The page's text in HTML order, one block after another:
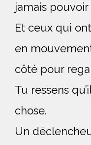
jamais
Et ceux qui
en
côté pour
Tu ressens
chose.
Un